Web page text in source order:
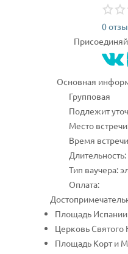
0
Основная
Групповая
Подлежит
Место
Время
Длительность:
Тип ваучера:
Оплата:
Площадь Испании
Церковь Святого
Площадь Корт и